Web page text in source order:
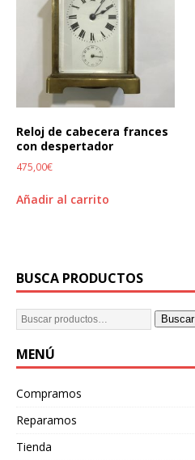
Reloj de cabecera frances
con despertador
475,00€
Añadir al carrito
BUSCA PRODUCTOS
Buscar
MENÚ
Compramos
Reparamos
Tienda